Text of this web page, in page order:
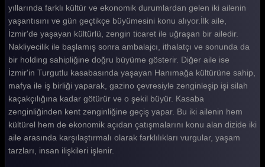
yıllarında farklı kültür ve ekonomik durumlardan gelen iki ailenin
yaşantısını ve gün geçtikçe büyümesini konu alıyor.İlk aile,
İzmir'de yaşayan kültürlü, zengin ticaret ile uğraşan bir ailedir.
Nakliyecilik ile başlamış sonra ambalajcı, ithalatçı ve sonunda da
bir holding sahipliğine doğru büyüme gösterir. Diğer aile ise
İzmir'in Turgutlu kasabasında yaşayan Hanımağa kültürüne sahip,
mafya ile iş birliği yaparak, gazino çevresiyle zenginleşip işi silah
kaçakçılığına kadar götürür ve o şekil büyür. Kasaba
zenginliğinden kent zenginliğine geçiş yapar. Bu iki ailenin hem
kültürel hem de ekonomik açıdan çatışmalarını konu alan dizide iki
aile arasında karşılaştırmalı olarak farklılıkları vurgular, yaşam
tarzları, insan ilişkileri işlenir.